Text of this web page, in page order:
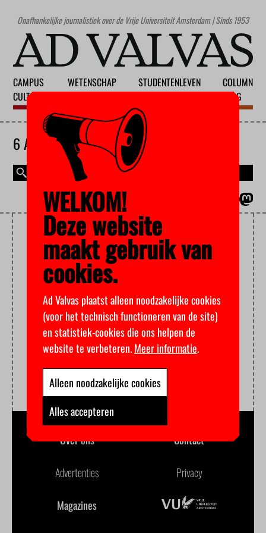
Onafhankelijke journalistiek over de Vrije Universiteit Amsterdam | Sinds 1953
CAMPUS
CULTUUR
WETENSCHAP
STUDENTENLEVEN
COLUMN
BLOG
6 AUGUSTUS 2026
SANNE PIETERS
Over ons Contact
Advertenties Privacy
Magazines
WELKOM!
Deze website
maakt gebruik van
cookies.
Ad Valvas plaatst alleen noodzakelijke cookies
(voor het technisch functioneren van de site)
en statistiek-cookies die ons helpen de
website te verbeteren.Meer informatie.
Alleen noodzakelijke cookies
Alles accepteren